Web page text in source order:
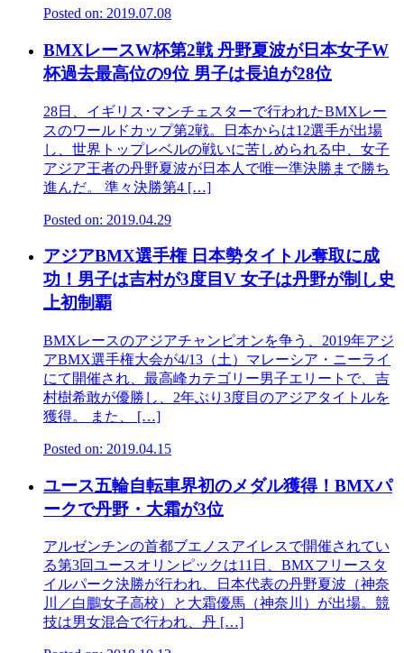
Posted on: 2019.07.08
BMXレースW杯第2戦 丹野夏波が日本女子W
杯過去最高位の9位 男子は長迫が28位
28日、イギリス･マンチェスターで行われたBMXレー
スのワールドカップ第2戦。日本からは12選手が出場
し、世界トップレベルの戦いに苦しめられる中、女子
アジア王者の丹野夏波が日本人で唯一準決勝まで勝ち
進んだ。 準々決勝第4 […]
Posted on: 2019.04.29
アジアBMX選手権 日本勢タイトル奪取に成
功！男子は吉村が3度目V 女子は丹野が制し史
上初制覇
BMXレースのアジアチャンピオンを争う、2019年アジ
アBMX選手権大会が4/13（土）マレーシア・ニーライ
にて開催され、最高峰カテゴリー男子エリートで、吉
村樹希敢が優勝し、2年ぶり3度目のアジアタイトルを
獲得。 また、 […]
Posted on: 2019.04.15
ユース五輪自転車界初のメダル獲得！BMXパ
ークで丹野・大霜が3位
アルゼンチンの首都ブエノスアイレスで開催されてい
る第3回ユースオリンピックは11日、BMXフリースタ
イルパーク決勝が行われ、日本代表の丹野夏波（神奈
川／白鵬女子高校）と大霜優馬（神奈川）が出場。競
技は男女混合で行われ、丹 […]